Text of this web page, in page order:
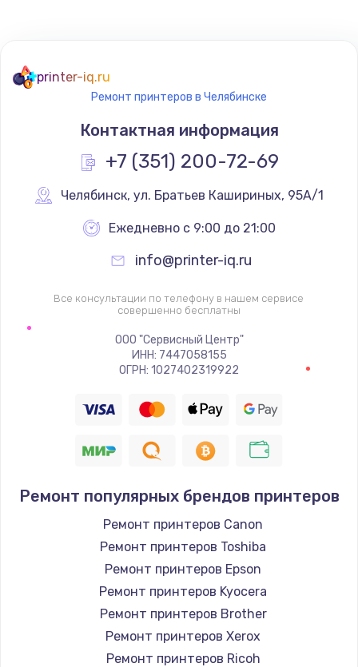
printer-iq.ru
Ремонт принтеров в Челябинске
Контактная информация
+7 (351) 200-72-69
Челябинск, ул. Братьев Кашириных, 95А/1
Ежедневно с 9:00 до 21:00
info@printer-iq.ru
Все консультации по телефону в нашем сервисе
совершенно бесплатны
ООО "Сервисный Центр"
ИНН: 7447058155
ОГРН: 1027402319922
Ремонт популярных брендов принтеров
Ремонт принтеров Canon
Ремонт принтеров Toshiba
Ремонт принтеров Epson
Ремонт принтеров Kyocera
Ремонт принтеров Brother
Ремонт принтеров Xerox
Ремонт принтеров Ricoh